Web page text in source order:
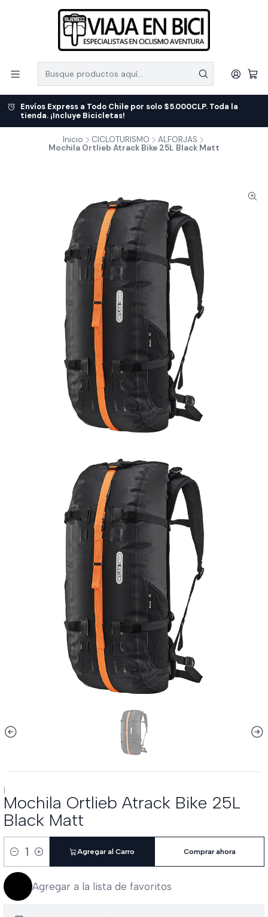
Envíos Express a Todo Chile por solo $5.000CLP. Toda la
tienda. ¡Incluye Bicicletas!
Inicio CICLOTURISMO
ALFORJAS
Mochila Ortlieb Atrack Bike 25L Black Matt
|
Mochila Ortlieb Atrack Bike 25L
Black Matt
Cantidad
Agregar al Carro Comprar ahora
Agregar a la lista de favoritos